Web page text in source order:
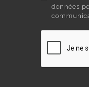
données